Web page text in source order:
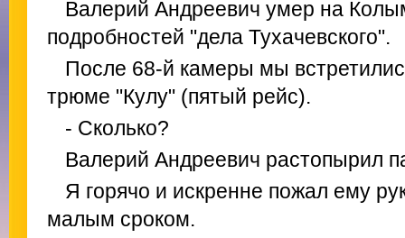
Валерий Андреевич умер на
подробностей "дела Тухачевского".
После 68-й камеры мы
трюме "Кулу" (пятый рейс).
- Сколько?
Валерий Андреевич растопырил
Я горячо и искренне пожал ему
малым сроком.